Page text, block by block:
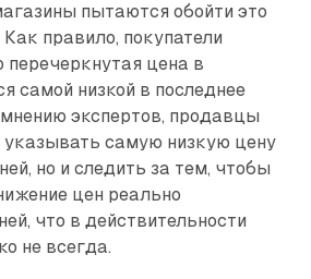
пытаются обойти это
правило, покупатели
перечеркнутая цена в
самой низкой в последнее
экспертов, продавцы
самую низкую цену
но и следить за тем, чтобы
цен реально
что в действительности
не всегда.